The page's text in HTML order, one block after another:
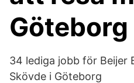
Göteborg
34 lediga jobb för Beijer
Skövde i Göteborg